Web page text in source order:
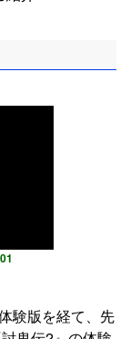
験版を経て、先